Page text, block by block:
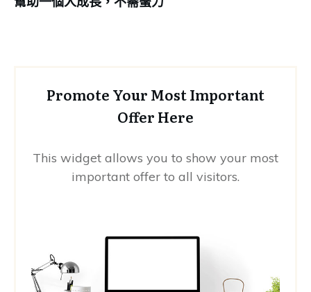
Promote Your Most Important
Offer Here
This widget allows you to show your most
important offer to all visitors.